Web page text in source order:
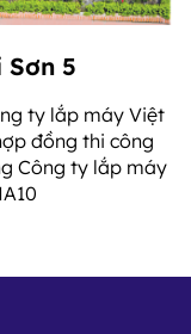
5
ty lắp máy Việt
đồng thi công
Công ty lắp máy